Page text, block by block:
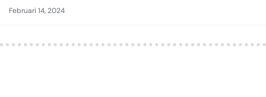
Februari 14, 2024